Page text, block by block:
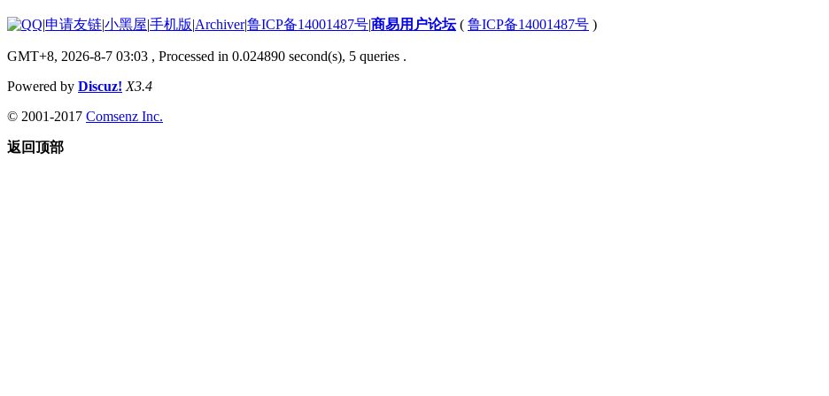
|申请友链|小黑屋|手机版|Archiver|鲁ICP备14001487号|商易用户论坛( 鲁ICP备14001487号 )
GMT+8, 2026-8-7 03:03 , Processed in 0.024890 second(s), 5 queries .
Powered by Discuz! X3.4
© 2001-2017 Comsenz Inc.
返回顶部